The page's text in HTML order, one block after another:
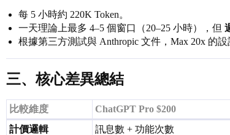
每 5 小時約 220K Token。
一天理論上最多 4–5 個窗口（20–25 小時），但
根據第三方測試與 Anthropic 文件，Max 20x 的
三、核心差異總結
比較維度 ChatGPT Pro $200
計價邏輯
訊息數 + 功能次數